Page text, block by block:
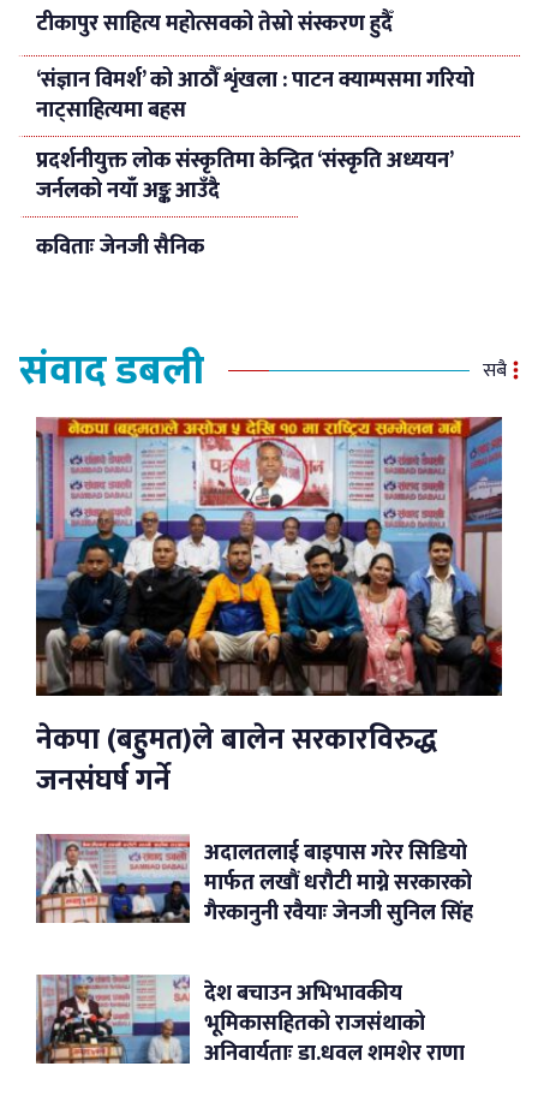
टीकापुर साहित्य महोत्सवको तेस्रो संस्करण हुदैँ
‘संज्ञान विमर्श’ को आठौँ शृंखला : पाटन क्याम्पसमा गरियो
नाट्साहित्यमा बहस
प्रदर्शनीयुक्त लोक संस्कृतिमा केन्द्रित ‘संस्कृति अध्ययन’
जर्नलको नयाँ अङ्क आउँदै
कविताः जेनजी सैनिक
संवाद डबली सबै
नेकपा (बहुमत)ले बालेन सरकारविरुद्ध
जनसंघर्ष गर्ने
अदालतलाई बाइपास गरेर सिडियो
मार्फत लखौं धरौटी माग्ने सरकारको
गैरकानुनी रवैयाः जेनजी सुनिल सिंह
देश बचाउन अभिभावकीय
भूमिकासहितको राजसंथाको
अनिवार्यताः डा.धवल शमशेर राणा